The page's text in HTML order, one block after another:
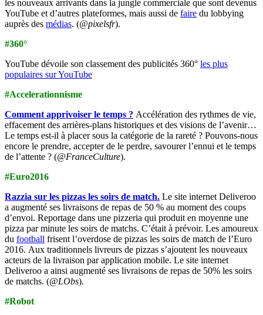
les nouveaux arrivants dans la jungle commerciale que sont devenus
YouTube et d’autres plateformes, mais aussi de faire du lobbying
auprès des médias. (@pixelsfr).
#360°
YouTube dévoile son classement des publicités 360° les plus
populaires sur YouTube
#Accelerationnisme
Comment apprivoiser le temps ? Accélération des rythmes de vie,
effacement des arrières-plans historiques et des visions de l’avenir…
Le temps est-il à placer sous la catégorie de la rareté ? Pouvons-nous
encore le prendre, accepter de le perdre, savourer l’ennui et le temps
de l’attente ? (@FranceCulture).
#Euro2016
Razzia sur les pizzas les soirs de match. Le site internet Deliveroo
a augmenté ses livraisons de repas de 50 % au moment des coups
d’envoi. Reportage dans une pizzeria qui produit en moyenne une
pizza par minute les soirs de matchs. C’était à prévoir. Les amoureux
du football frisent l’overdose de pizzas les soirs de match de l’Euro
2016. Aux traditionnels livreurs de pizzas s’ajoutent les nouveaux
acteurs de la livraison par application mobile. Le site internet
Deliveroo a ainsi augmenté ses livraisons de repas de 50% les soirs
de matchs. (@LObs).
#Robot